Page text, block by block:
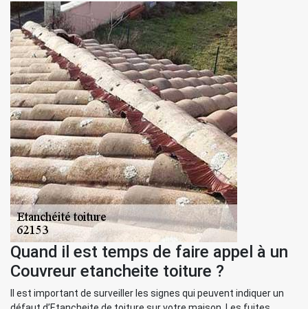
Quand il est temps de faire appel à un
Couvreur etancheite toiture ?
Il est important de surveiller les signes qui peuvent indiquer un